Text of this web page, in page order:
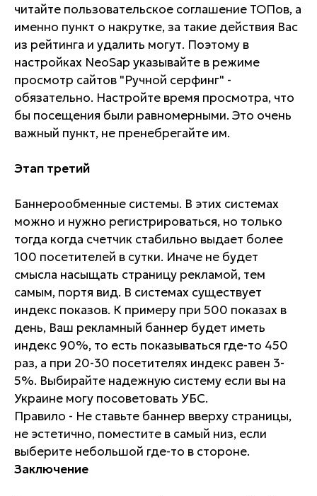
читайте пользовательское соглашение ТОПов, а
именно пункт о накрутке, за такие действия Вас
из рейтинга и удалить могут. Поэтому в
настройках NeoSap указывайте в режиме
просмотр сайтов "Ручной серфинг" -
обязательно. Настройте время просмотра, что
бы посещения были равномерными. Это очень
важный пункт, не пренебрегайте им.
Этап третий
Баннерообменные системы. В этих системах
можно и нужно регистрироваться, но только
тогда когда счетчик стабильно выдает более
100 посетителей в сутки. Иначе не будет
смысла насыщать страницу рекламой, тем
самым, портя вид. В системах существует
индекс показов. К примеру при 500 показах в
день, Ваш рекламный баннер будет иметь
индекс 90%, то есть показываться где-то 450
раз, а при 20-30 посетителях индекс равен 3-
5%. Выбирайте надежную систему если вы на
Украине могу посоветовать УБС.
Правило - Не ставьте баннер вверху страницы,
не эстетично, поместите в самый низ, если
выберите небольшой где-то в стороне.
Заключение